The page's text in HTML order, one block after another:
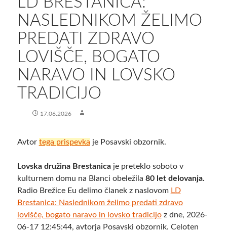
NASLEDNIKOM ŽELIMO
PREDATI ZDRAVO
LOVIŠČE, BOGATO
NARAVO IN LOVSKO
TRADICIJO
17.06.2026
Avtor tega prispevka je Posavski obzornik.
Lovska družina Brestanicaje preteklo soboto v
kulturnem domu na Blanci obeležila 80 let delovanja.
Radio Brežice Eu delimo članek z naslovom LD
Brestanica: Naslednikom želimo predati zdravo
lovišče, bogato naravo in lovsko tradicijoz dne, 2026-
06-17 12:45:44, avtorja Posavski obzornik. Celoten